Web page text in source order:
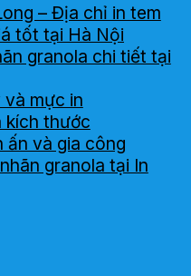
– Địa chỉ in tem
tốt tại Hà Nội
granola chi tiết tại
và mực in
kích thước
ấn và gia công
granola tại In